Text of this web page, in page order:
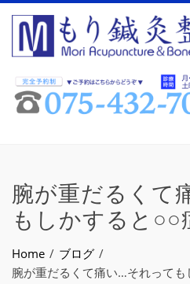
腕が重だるくて
もしかすると○○
Home
ブログ
腕が重だるくて痛い…それっても